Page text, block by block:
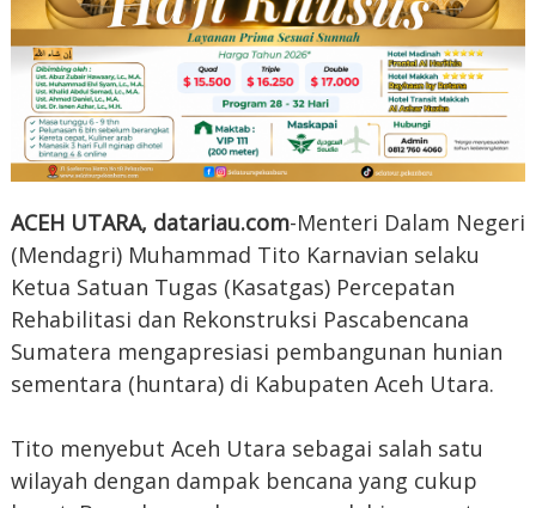
ACEH UTARA, datariau.com-Menteri Dalam Negeri
(Mendagri) Muhammad Tito Karnavian selaku
Ketua Satuan Tugas (Kasatgas) Percepatan
Rehabilitasi dan Rekonstruksi Pascabencana
Sumatera mengapresiasi pembangunan hunian
sementara (huntara) di Kabupaten Aceh Utara.
Tito menyebut Aceh Utara sebagai salah satu
wilayah dengan dampak bencana yang cukup